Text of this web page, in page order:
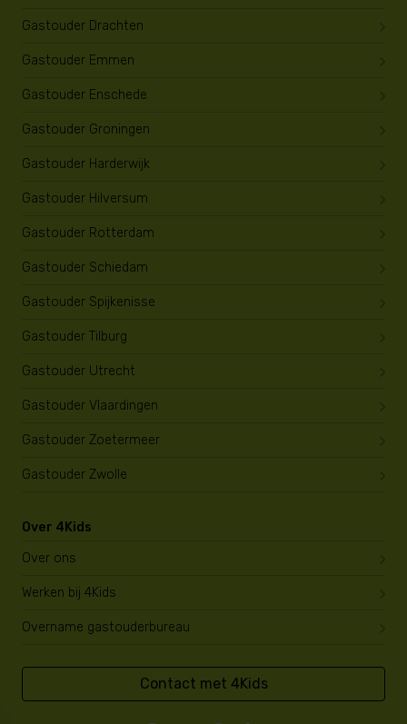
Gastouder Drachten
Gastouder Emmen
Gastouder Enschede
Gastouder Groningen
Gastouder Harderwijk
Gastouder Hilversum
Gastouder Rotterdam
Gastouder Schiedam
Gastouder Spijkenisse
Gastouder Tilburg
Gastouder Utrecht
Gastouder Vlaardingen
Gastouder Zoetermeer
Gastouder Zwolle
Over 4Kids
Over ons
Werken bij 4Kids
Overname gastouderbureau
Contact met 4Kids